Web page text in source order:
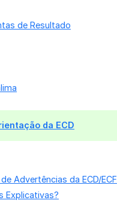
de Resultado
da ECD
Advertências da ECD/ECF
Explicativas?